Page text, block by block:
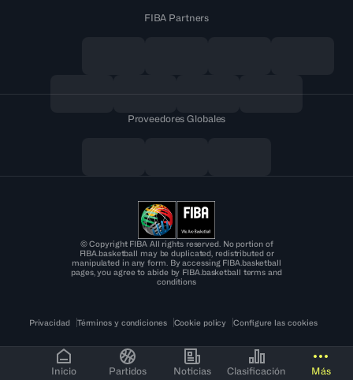
Inicio Partidos Noticias Clasificación Más
FIBA Partners
Proveedores Globales
© Copyright FIBA All rights reserved. No portion of
FIBA.basketball may be duplicated, redistributed or
manipulated in any form. By accessing FIBA.basketball
pages, you agree to abide by FIBA.basketball terms and
conditions
Privacidad Términos y condiciones Cookie policy Configure las cookies